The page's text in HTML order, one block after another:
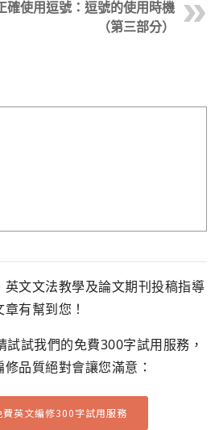
確使用逗號：逗號的使用時機
（第三部分）
文文法教學及論文期刊投稿指導
章有幫到您！
試我們的免費300字試用服務，
品質絕對會讓您滿意：
費英文編修300字試用服務